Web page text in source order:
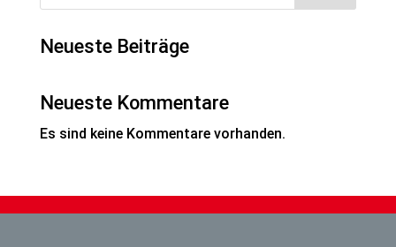
Neueste Beiträge
Neueste Kommentare
Es sind keine Kommentare vorhanden.